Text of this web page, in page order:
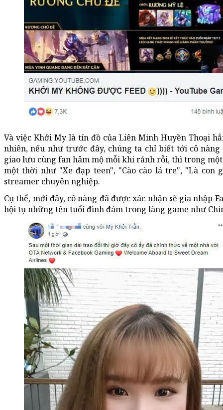
Và việc Khởi My là tín đồ của Liên Minh Huyền Thoại
nhiên, nếu như trước đây, chúng ta chỉ biết tới cô
giao lưu cùng fan hâm mộ mỗi khi rảnh rỗi, thì trong
một thời như "Xe đạp teen", "Cào cào lá tre", "Là
streamer chuyên nghiệp.
Cụ thể, mới đây, cô nàng đã được xác nhận sẽ gia nhập
hội tụ những tên tuổi đình đám trong làng game như